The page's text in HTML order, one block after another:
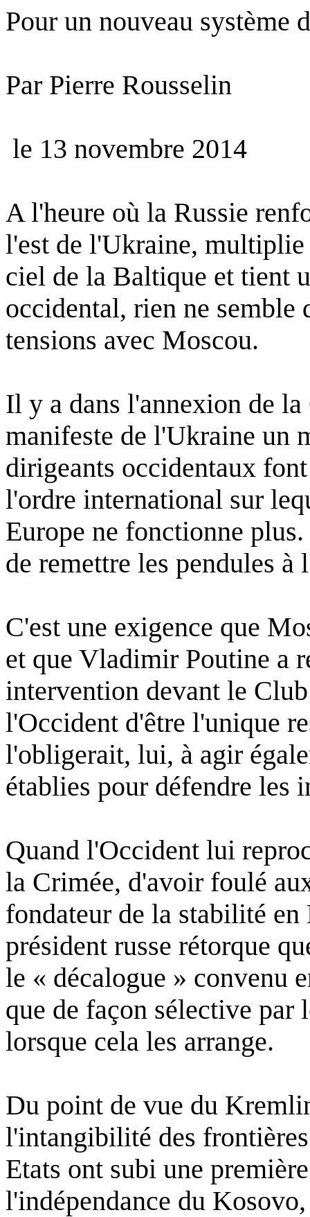
Pour un nouveau système
Par Pierre Rousselin
le 13 novembre 2014
Al'heure où la Russie
l'est de l'Ukraine, multiplie
ciel de la Baltique et tient
occidental, rien ne semble
tensions avec Moscou.
Il y a dans l'annexion de la
manifeste de l'Ukraine un
dirigeants occidentaux
l'ordre international sur
Europe ne fonctionne
de remettre les pendules à
C'est une exigence que
et que Vladimir Poutine a
intervention devant le
l'Occident d'être l'unique
l'obligerait, lui, à agir
établies pour défendre les
Quand l'Occident lui
la Crimée, d'avoir foulé
fondateur de la stabilité en
président russe rétorque
le « décalogue » convenu
que de façon sélective par
lorsque cela les arrange.
Du point de vue du
l'intangibilité des frontières
Etats ont subi une
l'indépendance du